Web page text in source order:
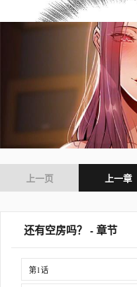
上一页 上一章
还有空房吗？ - 章节
第1话